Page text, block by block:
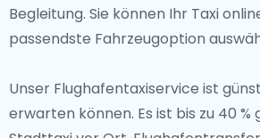
Begleitung. Sie können Ihr Taxi
passendste Fahrzeugoption
Unser Flughafentaxiservice ist
erwarten können. Es ist bis zu 40 %